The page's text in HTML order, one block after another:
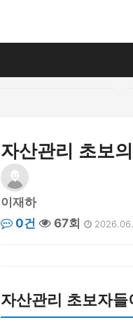
자산관리 초보
이재하
0건
67회
자산관리 초보자